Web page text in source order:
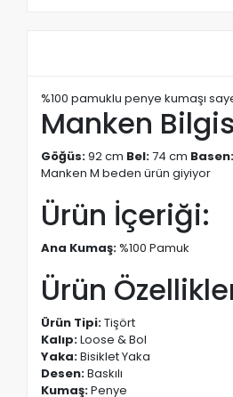
%100 pamuklu penye kumaşı
Manken
Göğüs:92 cm Bel:74 cm Basen:
Manken M beden ürün giyiyor
Ürün İçeriği:
Ana Kumaş: %100 Pamuk
Ürün
Ürün Tipi:Tişört
Kalıp:Loose & Bol
Yaka:Bisiklet Yaka
Desen:Baskılı
Kumaş:Penye